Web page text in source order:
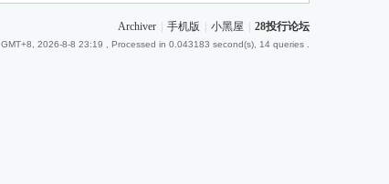
Archiver 手机版 小黑屋 28投行论坛
GMT+8, 2026-8-8 23:19 , Processed in 0.043183 second(s), 14 queries .